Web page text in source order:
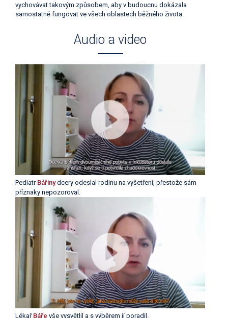
vychovávat takovým způsobem, aby v budoucnu dokázala
samostatně fungovat ve všech oblastech běžného života.
Audio a video
Pediatr Bářinydcery odeslal rodinu na vyšetření, přestože sám
příznaky nepozoroval.
Lékař Báře vše vysvětlil a s výběrem jí poradil.